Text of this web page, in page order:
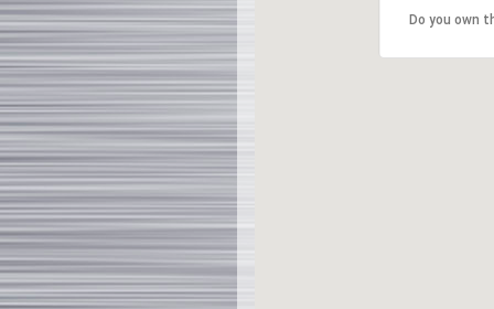
Do you own